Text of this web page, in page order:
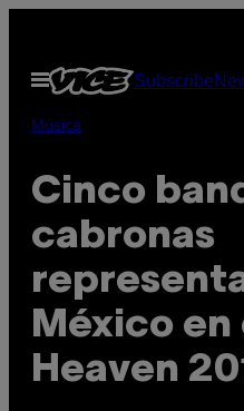
contenido
Abrir
Menú
Subscribe
Música
Cinco
cabronas
México en
Heaven